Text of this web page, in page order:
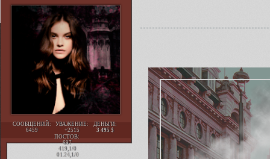
СООБЩЕНИЙ:
6459
УВАЖЕНИЕ:
+2515
ДЕНЬГИ:
3 495
ПОСТОВ:
697
419,1/0
01.24,1/0